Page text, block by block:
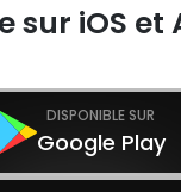
sur iOS et
DISPONIBLE SUR
Google Play